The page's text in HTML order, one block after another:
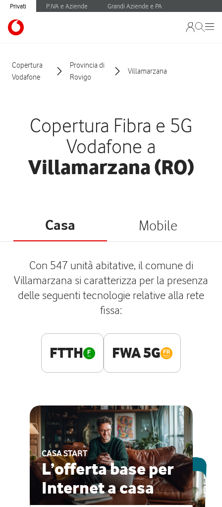
Privati P.IVA e Aziende Grandi Aziende e PA
Copertura
Vodafone
Provincia di
Rovigo
Villamarzana
Copertura Fibra e 5G
Vodafone a
Villamarzana (RO)
Casa Mobile
Con 547 unità abitative, il comune di
Villamarzana si caratterizza per la presenza
delle seguenti tecnologie relative alla rete
fissa:
FTTH FWA 5G
CASA START
L’offerta base per
Internet a casa
ESCLUSIVA ONLINE